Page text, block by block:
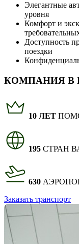
Элегантные
уровня
Комфорт и
Доступность
поездки
КОМПАНИЯ В
10 ЛЕТ
195 СТРАН
630
Заказать транспорт